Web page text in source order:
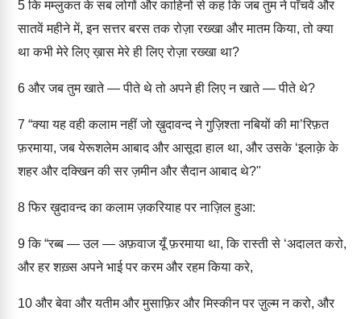
5कि मम्लुकत के सब लोगों और काहिनों से कह कि जब तुम ने पाँचवें और
सातवें महीने में, इन सत्तर बरस तक रोज़ा रख्खा और मातम किया, तो क्या
था कभी मेरे लिए ख़ास मेरे ही लिए रोज़ा रख्खा था?
6 और जब तुम खाते — पीते थे तो अपने ही लिए न खाते — पीते थे?
7 “क्या यह वही कलाम नहीं जो ख़ुदावन्द ने गुज़िश्ता नबियों की मा’रिफ़त
फ़रमाया, जब येरूशलेम आबाद और आसूदा हाल था, और उसके ‘इलाक़े के
शहर और दक्खिन की सर ज़मीन और सैदान आबाद थे?"
8फिर ख़ुदावन्द का कलाम ज़करियाह पर नाज़िल हुआ:
9कि “रब्ब — उल — अफ़वाज यूँ फ़रमाया था, कि रास्ती से ‘अदालत करो,
और हर शख़्स अपने भाई पर करम और रहम किया करे,
10 और बेवा और यतीम और मुसाफ़िर और मिस्कीन पर ज़ुल्म न करो, और